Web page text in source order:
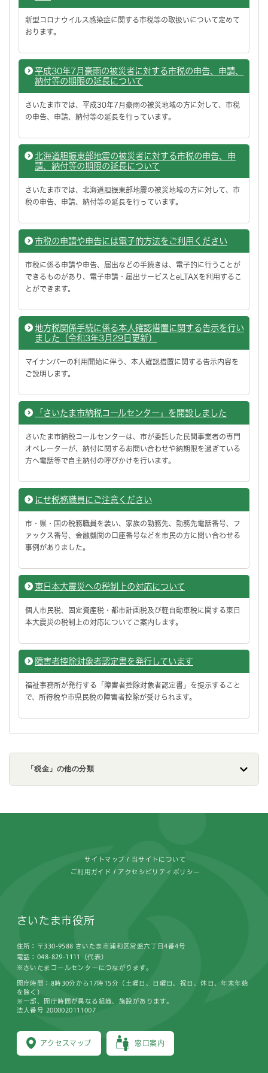
新型コロナウイルス感染症に関する市税等の取扱いについて定めて
おります。
平成30年7月豪雨の被災者に対する市税の申告、申請、
納付等の期限の延長について
さいたま市では、平成30年7月豪雨の被災地域の方に対して、市税
の申告、申請、納付等の延長を行っています。
北海道胆振東部地震の被災者に対する市税の申告、申
請、納付等の期限の延長について
さいたま市では、北海道胆振東部地震の被災地域の方に対して、市
税の申告、申請、納付等の延長を行っています。
市税の申請や申告には電子的方法をご利用ください
市税に係る申請や申告、届出などの手続きは、電子的に行うことが
できるものがあり、電子申請・届出サービスとeLTAXを利用するこ
とができます。
地方税関係手続に係る本人確認措置に関する告示を行い
ました（令和3年3月29日更新）
マイナンバーの利用開始に伴う、本人確認措置に関する告示内容を
ご説明します。
「さいたま市納税コールセンター」を開設しました
さいたま市納税コールセンターは、市が委託した民間事業者の専門
オペレーターが、納付に関するお問い合わせや納期限を過ぎている
方へ電話等で自主納付の呼びかけを行います。
にせ税務職員にご注意ください
市・県・国の税務職員を装い、家族の勤務先、勤務先電話番号、フ
ァックス番号、金融機関の口座番号などを市民の方に問い合わせる
事例がありました。
東日本大震災への税制上の対応について
個人市民税、固定資産税・都市計画税及び軽自動車税に関する東日
本大震災の税制上の対応についてご案内します。
障害者控除対象者認定書を発行しています
福祉事務所が発行する「障害者控除対象者認定書」を提示すること
で、所得税や市県民税の障害者控除が受けられます。
「税金」の他の分類
サイトマップ 当サイトについて
ご利用ガイド アクセシビリティポリシー
さいたま市役所
住所：〒330-9588 さいたま市浦和区常盤六丁目4番4号
電話：048-829-1111（代表）
※さいたまコールセンターにつながります。
アクセスマップ 窓口案内
開庁時間：8時30分から17時15分（土曜日、日曜日、祝日、休日、年末年始
を除く）
※一部、開庁時間が異なる組織、施設があります。
法人番号 2000020111007